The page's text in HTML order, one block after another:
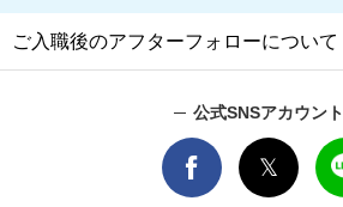
ご入職後のアフターフォローについて
公式SNSアカウント